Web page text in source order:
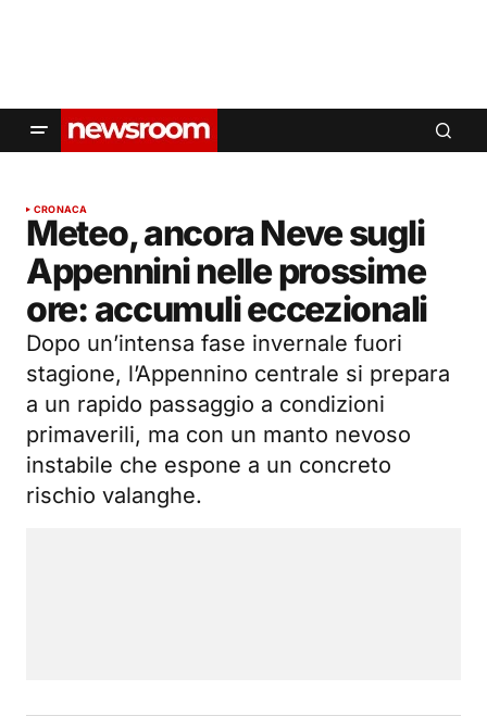
CRONACA
Meteo, ancora Neve sugli
Appennini nelle prossime
ore: accumuli eccezionali
Dopo un’intensa fase invernale fuori
stagione, l’Appennino centrale si prepara
a un rapido passaggio a condizioni
primaverili, ma con un manto nevoso
instabile che espone a un concreto
rischio valanghe.